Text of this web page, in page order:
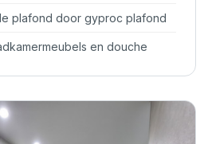
plafond door gyproc plafond
en douche